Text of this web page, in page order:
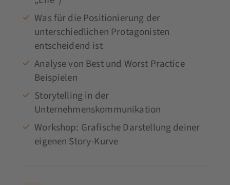
Was für die Positionierung der
unterschiedlichen Protagonisten
entscheidend ist
Analyse von Best und Worst Practice
Beispielen
Storytelling in der
Unternehmenskommunikation
Workshop: Grafische Darstellung deiner
eigenen Story-Kurve